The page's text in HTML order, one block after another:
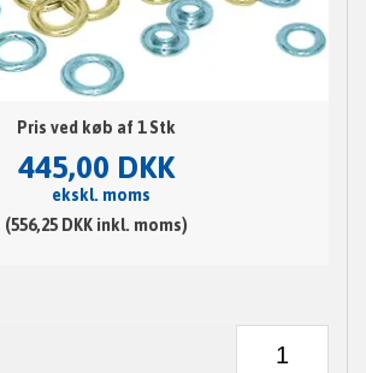
Pris ved køb af 1 Stk
445,00 DKK
ekskl. moms
(556,25 DKK inkl. moms)